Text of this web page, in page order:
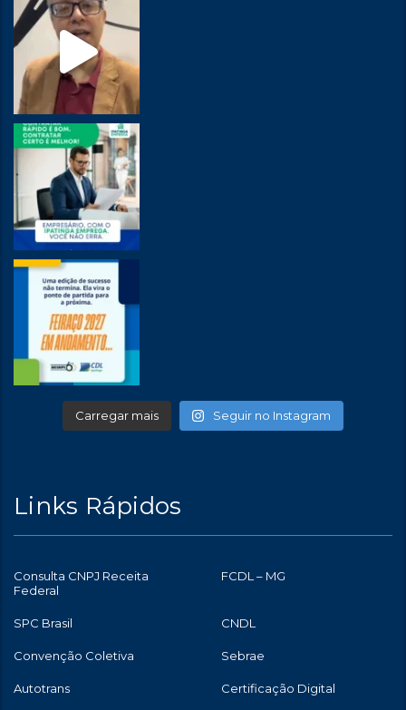
Carregar mais Seguir no Instagram
Links Rápidos
Consulta CNPJ Receita
Federal
FCDL – MG
SPC Brasil CNDL
Convenção Coletiva Sebrae
Autotrans Certificação Digital